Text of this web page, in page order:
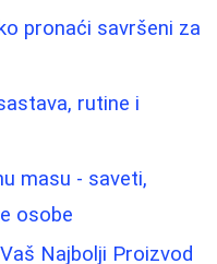
pronaći savršeni za
rutine i
masu - saveti,
osobe
Najbolji Proizvod